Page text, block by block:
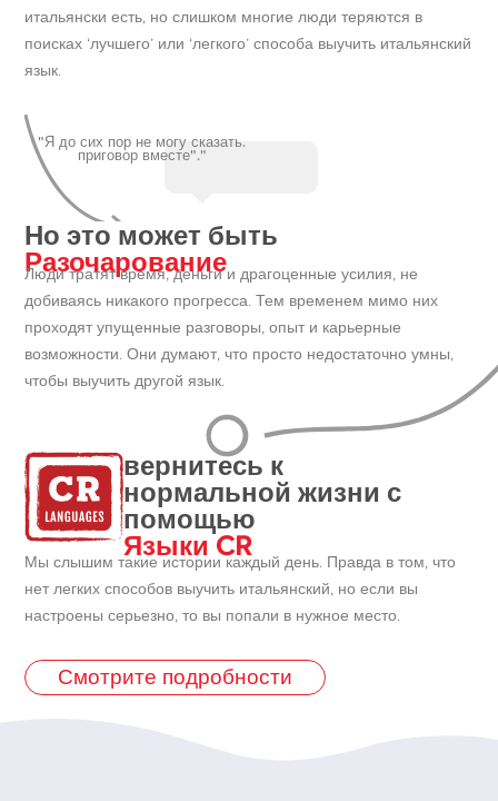
итальянски есть, но слишком многие люди теряются в
поисках ‘лучшего’ или ‘легкого’ способа выучить итальянский
язык.
"Я до сих пор не могу сказать.
приговор вместе"."
Но это может быть
Разочарование
Люди тратят время, деньги и драгоценные усилия, не
добиваясь никакого прогресса. Тем временем мимо них
проходят упущенные разговоры, опыт и карьерные
возможности. Они думают, что просто недостаточно умны,
чтобы выучить другой язык.
вернитесь к
нормальной жизни с
помощью
Языки CR
Мы слышим такие истории каждый день. Правда в том, что
нет легких способов выучить итальянский, но если вы
настроены серьезно, то вы попали в нужное место.
Смотрите подробности